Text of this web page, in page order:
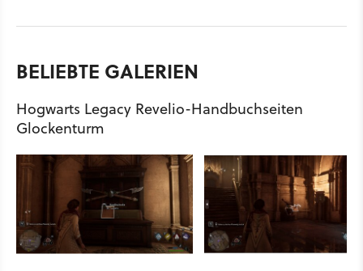
BELIEBTE GALERIEN
Hogwarts Legacy Revelio-Handbuchseiten
Glockenturm